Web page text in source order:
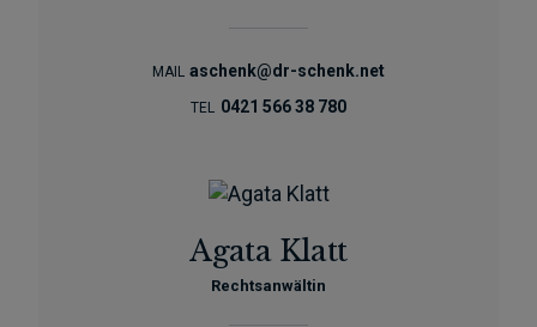
MAIL aschenk@dr-schenk.net
TEL 0421 566 38 780
Agata Klatt
Rechtsanwältin